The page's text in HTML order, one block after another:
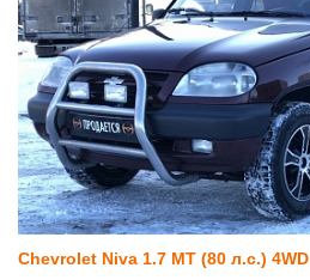
Chevrolet Niva 1.7 MT (80 л.с.) 4WD